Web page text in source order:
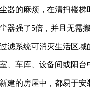
的麻烦，在清扫楼梯
强了5倍，并且无需搬
系统可消灭生活区域
车库、设备间或阳台
的房屋中，都易于安